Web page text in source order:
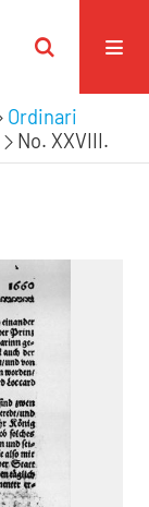
Ordinari
No. XXVIII.